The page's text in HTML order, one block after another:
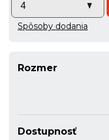
Spôsoby dodania
Rozmer
Dostupnosť